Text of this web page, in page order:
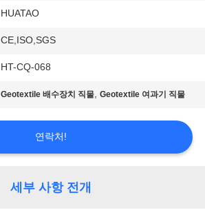
HUATAO
CE,ISO,SGS
HT-CQ-068
Geotextile 배수장치 직물,Geotextile 여과기 직물
연락처!
세부 사항 전개